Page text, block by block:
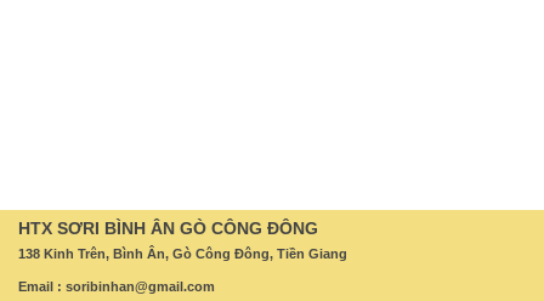
HTX SƠRI BÌNH ÂN GÒ CÔNG ĐÔNG
138 Kinh Trên, Bình Ân, Gò Công Đông, Tiền Giang
Email : soribinhan@gmail.com